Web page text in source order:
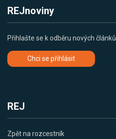
REJnoviny
Přihlašte se k odběru nových článků
Chci se přihlásit
REJ
Zpět na rozcestník